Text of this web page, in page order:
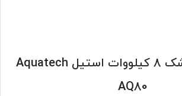
هیتر سونا خشک 8 کیلووات استیل Aquatech
AQ80